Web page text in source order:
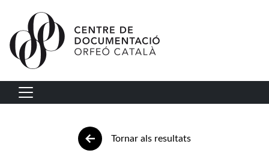
Vés al contingut
Navegació principal
Tornar als resultats